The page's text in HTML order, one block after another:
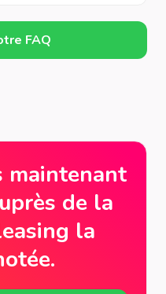
FAQ
maintenant
de la
la